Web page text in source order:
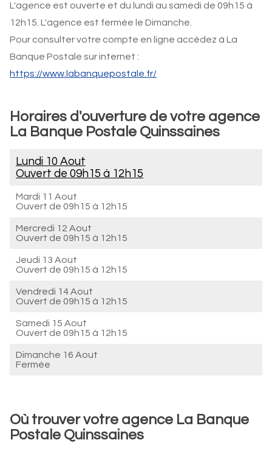
L'agence est ouverte et du lundi au samedi de 09h15 à
12h15. L'agence est fermée le Dimanche.
Pour consulter votre compte en ligne accédez à La
Banque Postale sur internet :
https://www.labanquepostale.fr/
Horaires d'ouverture de votre agence
La Banque Postale Quinssaines
Lundi 10 Aout
Ouvert de 09h15 à 12h15
Mardi 11 Aout
Ouvert de 09h15 à 12h15
Mercredi 12 Aout
Ouvert de 09h15 à 12h15
Jeudi 13 Aout
Ouvert de 09h15 à 12h15
Vendredi 14 Aout
Ouvert de 09h15 à 12h15
Samedi 15 Aout
Ouvert de 09h15 à 12h15
Dimanche 16 Aout
Fermée
Où trouver votre agence La Banque
Postale Quinssaines